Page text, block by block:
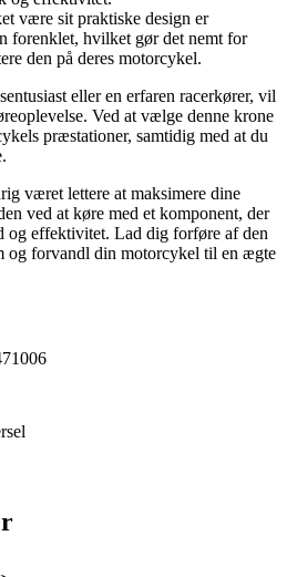
være sit praktiske design er
forenklet, hvilket gør det nemt for
den på deres motorcykel.
eller en erfaren racerkører, vil
Ved at vælge denne krone
præstationer, samtidig med at du
været lettere at maksimere dine
ved at køre med et komponent, der
og effektivitet. Lad dig forføre af den
og forvandl din motorcykel til en ægte